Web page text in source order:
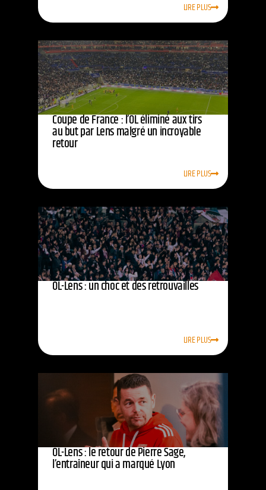
LIRE PLUS
Coupe de France : l’OL éliminé aux tirs
au but par Lens malgré un incroyable
retour
LIRE PLUS
OL-Lens : un choc et des retrouvailles
LIRE PLUS
OL-Lens : le retour de Pierre Sage,
l’entraîneur qui a marqué Lyon